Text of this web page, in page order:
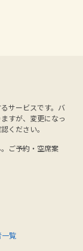
サービスです。バ
すが、変更になっ
ください。
ご予約・空席案
一覧